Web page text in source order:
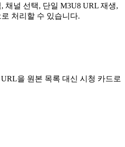
채널 선택, 단일 M3U8 URL 재생,
처리할 수 있습니다.
을 원본 목록 대신 시청 카드로